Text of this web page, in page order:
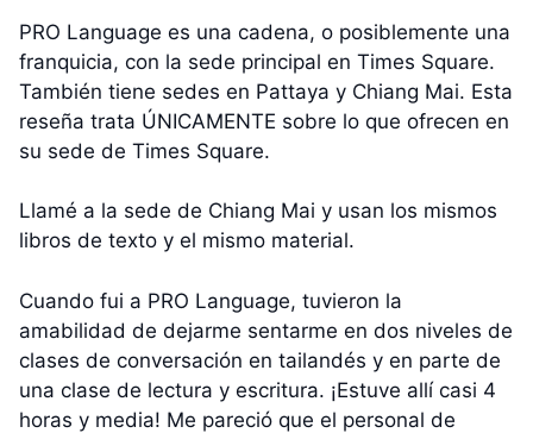
PRO Language es una cadena, o posiblemente una
franquicia, con la sede principal en Times Square.
También tiene sedes en Pattaya y Chiang Mai. Esta
reseña trata ÚNICAMENTE sobre lo que ofrecen en
su sede de Times Square.
Llamé a la sede de Chiang Mai y usan los mismos
libros de texto y el mismo material.
Cuando fui a PRO Language, tuvieron la
amabilidad de dejarme sentarme en dos niveles de
clases de conversación en tailandés y en parte de
una clase de lectura y escritura. ¡Estuve allí casi 4
horas y media! Me pareció que el personal de